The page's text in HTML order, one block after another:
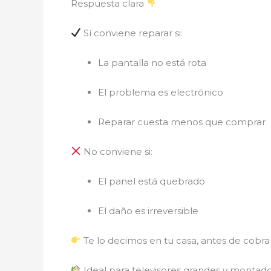
Respuesta clara
Sí conviene reparar si:
La pantalla no está rota
El problema es electrónico
Reparar cuesta menos que comprar
No conviene si:
El panel está quebrado
El daño es irreversible
Te lo decimos en tu casa, antes de